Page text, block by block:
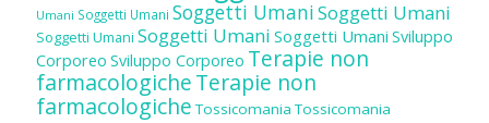
Umani Soggetti Umani Soggetti UmaniSoggetti Umani
Soggetti Umani Soggetti Umani Soggetti Umani Sviluppo
Corporeo Sviluppo Corporeo Terapie non
farmacologicheTerapie non
farmacologiche Tossicomania Tossicomania